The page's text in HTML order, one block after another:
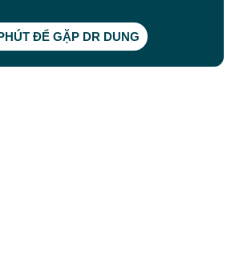
ĐỂ GẶP DR DUNG